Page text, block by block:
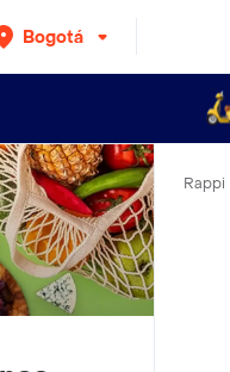
Bogotá
Rappi